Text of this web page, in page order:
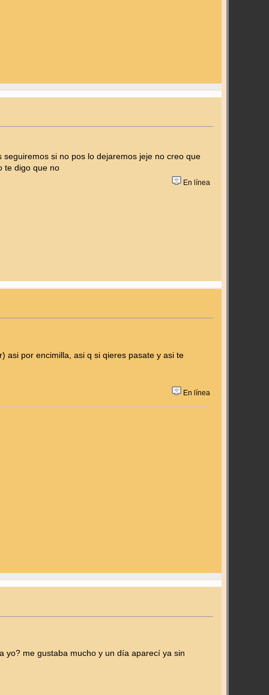
seguiremos si no pos lo dejaremos jeje no creo que
te digo que no
En línea
asi por encimilla, asi q si qieres pasate y asi te
En línea
yo? me gustaba mucho y un día aparecí ya sin